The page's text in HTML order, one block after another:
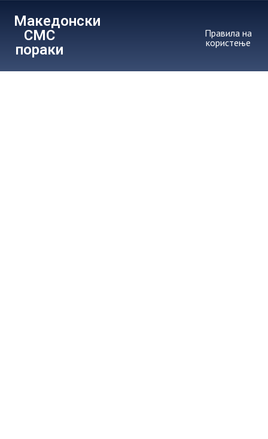
Македонски
СМС
пораки
Правила на
користење